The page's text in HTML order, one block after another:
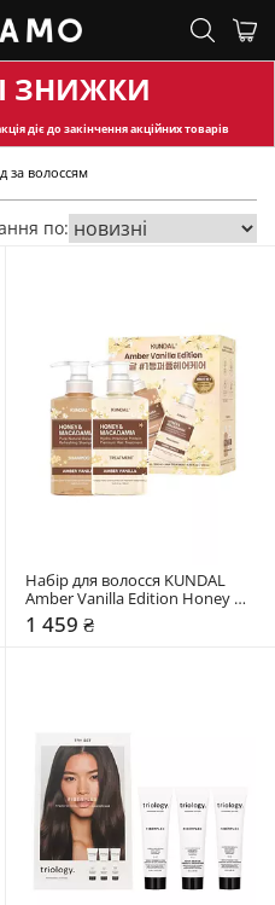
ЗНИЖКИ
діє до закінчення акційних товарів
за волоссям
по:
Набір для волосся KUNDAL
Amber Vanilla Edition Honey &
Macadamia
1 459 ₴